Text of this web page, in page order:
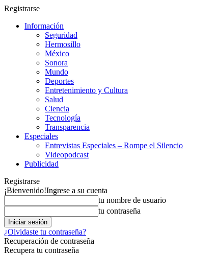
Registrarse
Información
Seguridad
Hermosillo
México
Sonora
Mundo
Deportes
Entretenimiento y Cultura
Salud
Ciencia
Tecnología
Transparencia
Especiales
Entrevistas Especiales – Rompe el Silencio
Videopodcast
Publicidad
Registrarse
¡Bienvenido!Ingrese a su cuenta
tu nombre de usuario
tu contraseña
¿Olvidaste tu contraseña?
Recuperación de contraseña
Recupera tu contraseña